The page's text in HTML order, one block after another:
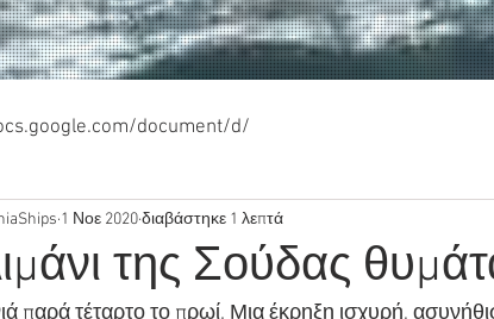
document/d/
της Σούδας
1 Νοε 2020διαβάστηκε 1 λεπτά
παρά τέταρτο το πρωί. Μια έκρηξη ισχυρή,